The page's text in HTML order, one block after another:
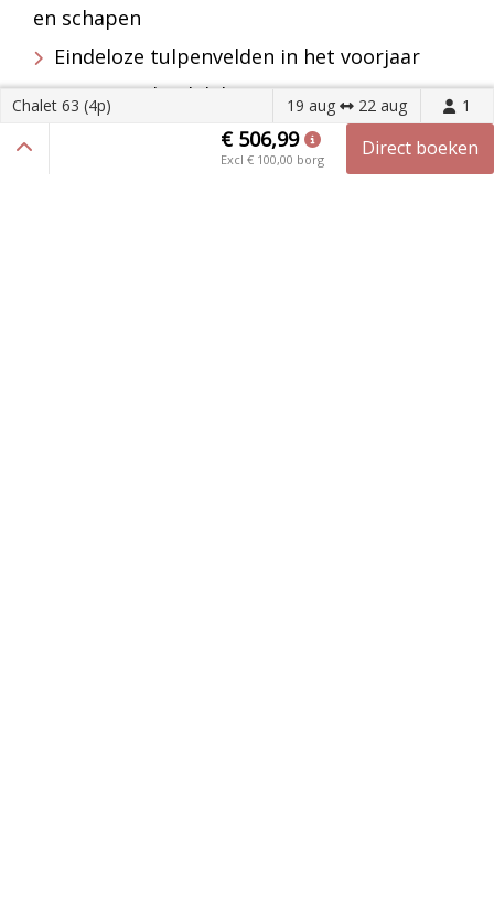
en schapen
Eindeloze tulpenvelden in het voorjaar
Fietsen in landelijke omgeving met
authentieke dorpjes
Chalet 63 (4p) 19 aug 22 aug 1
€ 506,99
Excl € 100,00 borg Direct boeken